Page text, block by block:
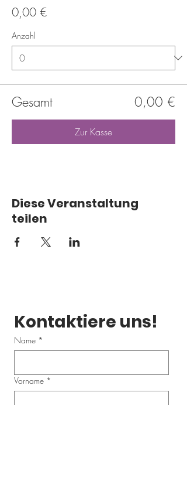
0,00 €
Anzahl
Gesamt 0,00 €
Zur Kasse
Diese Veranstaltung
teilen
Kontaktiere uns!
Name *
Vorname *